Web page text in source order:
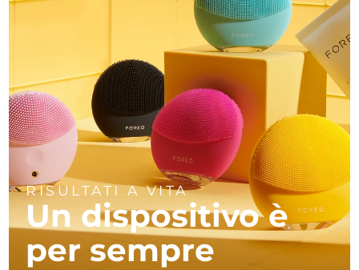
RISULTATI A VITA
Un dispositivo è
per sempre